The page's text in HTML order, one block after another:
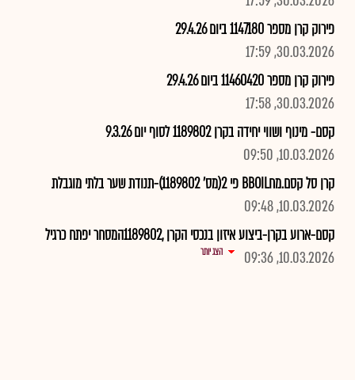
פירוק קרן מספר 1147180 ביום 29.4.26
30.03.2026, 17:59
פירוק קרן מספר 11460420 ביום 29.4.26
30.03.2026, 17:58
קסם- מינוף ושווי יחידה בקרן 1189802 לסוף יום 9.3.26
10.03.2026, 09:50
קרן סל קסם.מחBBOIL פי 2(מס' 1189802)-תנודת שער בלתי מוגבלת
10.03.2026, 09:48
קסם-ארוע בקרן-ביצוע איזון בנכסי הקרן ,1189802המסחר יפתח כרגיל
10.03.2026, 09:36
הצג יותר